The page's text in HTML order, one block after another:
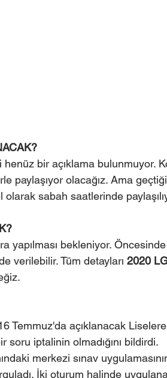
henüz bir açıklama bulunmuyor.
paylaşıyor olacağız. Ama
sabah saatlerinde
yapılması bekleniyor.
verilebilir. Tüm detayları 2020
Temmuz'da açıklanacak
soru iptalinin olmadığını bildirdi.
merkezi sınav
İki oturum halinde